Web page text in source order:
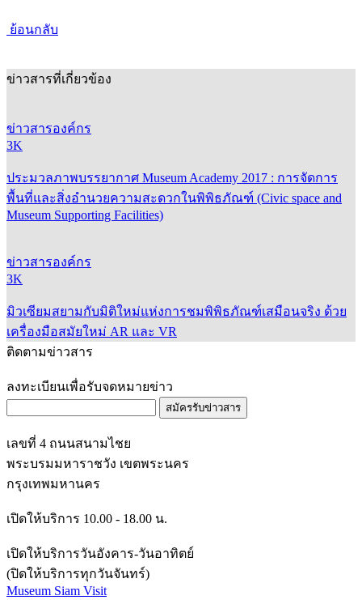
ย้อนกลับ
ข่าวสารที่เกี่ยวข้อง
ข่าวสารองค์กร
3K
ประมวลภาพบรรยากาศ Museum Academy 2017 : การจัดการ
พื้นที่และสิ่งอำนวยความสะดวกในพิพิธภัณฑ์ (Civic space and
Museum Supporting Facilities)
ข่าวสารองค์กร
3K
มิวเซียมสยามกับมิติใหม่แห่งการชมพิพิธภัณฑ์เสมือนจริง ด้วย
เครื่องมือสมัยใหม่ AR และ VR
ติดตามข่าวสาร
ลงทะเบียนเพื่อรับจดหมายข่าว
สมัครรับข่าวสาร
เลขที่ 4 ถนนสนามไชย
พระบรมมหาราชวัง เขตพระนคร
กรุงเทพมหานคร
เปิดให้บริการ 10.00 - 18.00 น.
เปิดให้บริการวันอังคาร-วันอาทิตย์
(ปิดให้บริการทุกวันจันทร์)
Museum Siam Visit